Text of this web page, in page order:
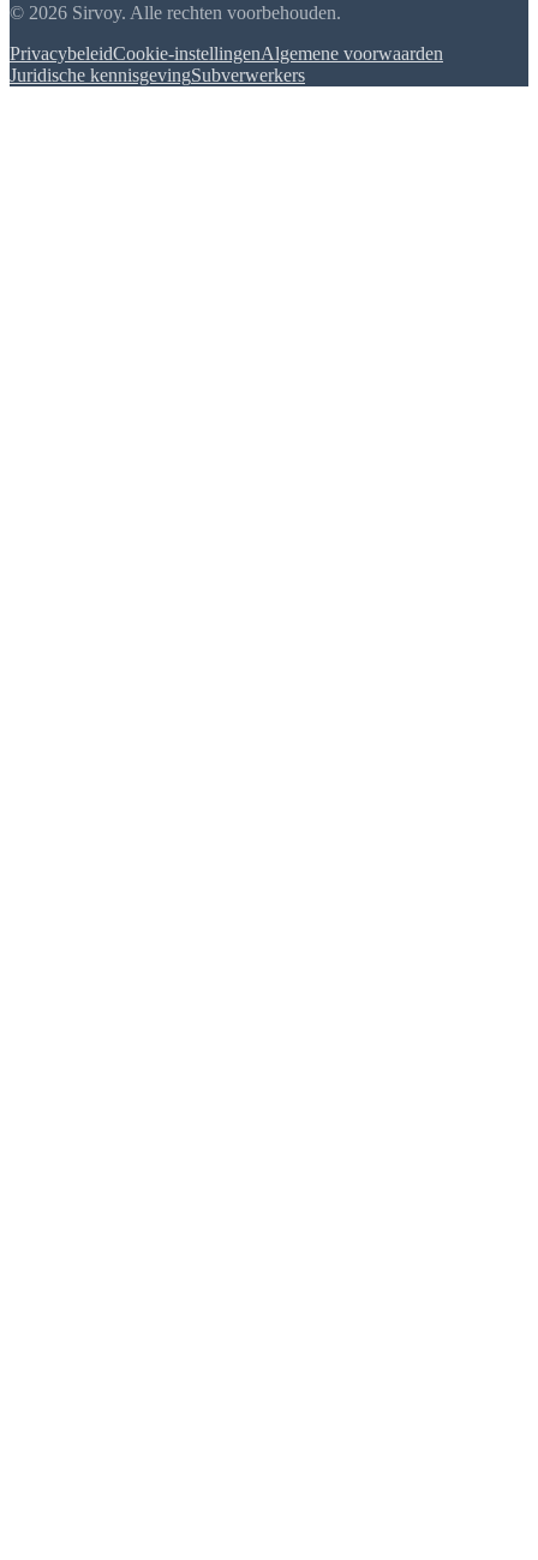
© 2026 Sirvoy. Alle rechten voorbehouden.
PrivacybeleidCookie-instellingenAlgemene voorwaarden
Juridische kennisgevingSubverwerkers